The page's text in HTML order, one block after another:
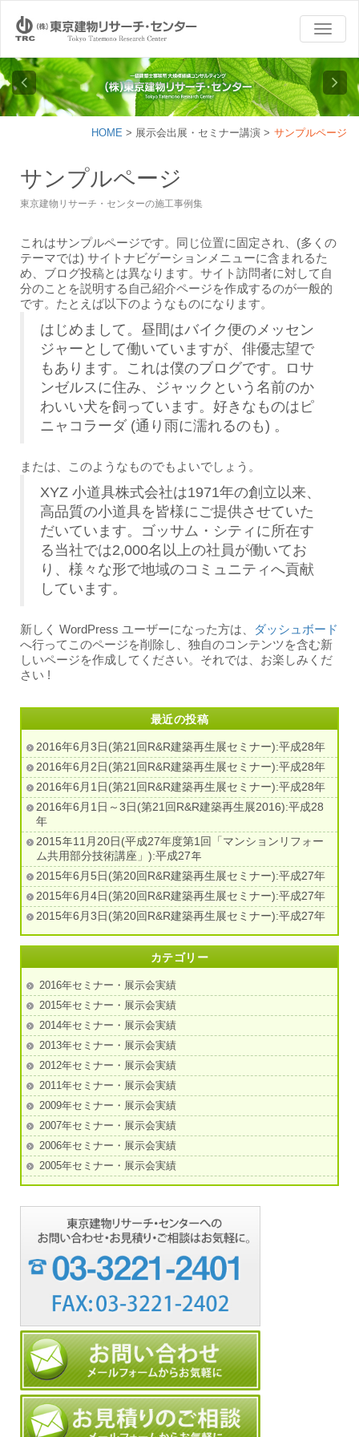
HOME > 展示会出展・セミナー講演 > サンプルページ
サンプルページ
東京建物リサーチ・センターの施工事例集
これはサンプルページです。同じ位置に固定され、(多くの
テーマでは) サイトナビゲーションメニューに含まれるた
め、ブログ投稿とは異なります。サイト訪問者に対して自
分のことを説明する自己紹介ページを作成するのが一般的
です。たとえば以下のようなものになります。
はじめまして。昼間はバイク便のメッセン
ジャーとして働いていますが、俳優志望で
もあります。これは僕のブログです。ロサ
ンゼルスに住み、ジャックという名前のか
わいい犬を飼っています。好きなものはピ
ニャコラーダ (通り雨に濡れるのも) 。
または、このようなものでもよいでしょう。
XYZ 小道具株式会社は1971年の創立以来、
高品質の小道具を皆様にご提供させていた
だいています。ゴッサム・シティに所在す
る当社では2,000名以上の社員が働いてお
り、様々な形で地域のコミュニティへ貢献
しています。
新しく WordPress ユーザーになった方は、
ダッシュボード
へ行ってこのページを削除し、独自のコンテンツを含む新
しいページを作成してください。それでは、お楽しみくだ
さい !
最近の投稿
2016年6月3日(第21回R&R建築再生展セミナー):平成28年
2016年6月2日(第21回R&R建築再生展セミナー):平成28年
2016年6月1日(第21回R&R建築再生展セミナー):平成28年
2016年6月1日～3日(第21回R&R建築再生展2016):平成28
年
2015年11月20日(平成27年度第1回「マンションリフォー
ム共用部分技術講座」):平成27年
2015年6月5日(第20回R&R建築再生展セミナー):平成27年
2015年6月4日(第20回R&R建築再生展セミナー):平成27年
2015年6月3日(第20回R&R建築再生展セミナー):平成27年
カテゴリー
2016年セミナー・展示会実績
2015年セミナー・展示会実績
2014年セミナー・展示会実績
2013年セミナー・展示会実績
2012年セミナー・展示会実績
2011年セミナー・展示会実績
2009年セミナー・展示会実績
2007年セミナー・展示会実績
2006年セミナー・展示会実績
2005年セミナー・展示会実績